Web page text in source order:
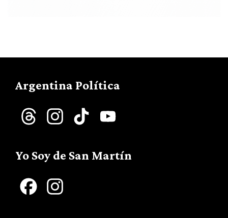
Argentina Política
Threads InstagramTikTok
Yo Soy de San Martín
Facebook